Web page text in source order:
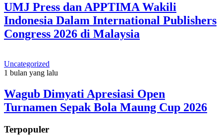
UMJ Press dan APPTIMA Wakili
Indonesia Dalam International Publishers
Congress 2026 di Malaysia
Uncategorized
1 bulan yang lalu
Wagub Dimyati Apresiasi Open
Turnamen Sepak Bola Maung Cup 2026
Terpopuler